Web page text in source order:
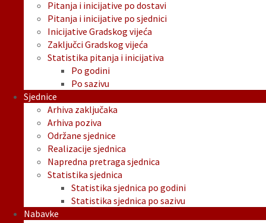
Pitanja i inicijative po dostavi
Pitanja i inicijative po sjednici
Inicijative Gradskog vijeća
Zaključci Gradskog vijeća
Statistika pitanja i inicijativa
Po godini
Po sazivu
Sjednice
Arhiva zaključaka
Arhiva poziva
Održane sjednice
Realizacije sjednica
Napredna pretraga sjednica
Statistika sjednica
Statistika sjednica po godini
Statistika sjednica po sazivu
Nabavke